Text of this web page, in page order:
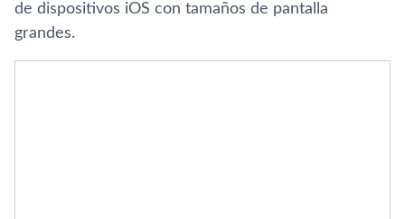
de dispositivos iOS con tamaños de pantalla
grandes.